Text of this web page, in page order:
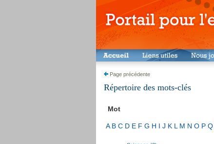
Page précédente
Répertoire des mots-clés
Mot
A B C D E F G H I J K L M N O P Q